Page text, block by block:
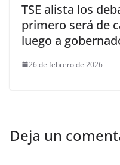
TSE alista los
primero será de
luego a
26 de febrero de 2026
Deja un